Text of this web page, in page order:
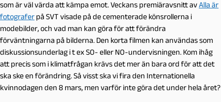
som är väl värda att kämpa emot. Veckans premiäravsnitt avAlla är
fotografer på SVT visade på de cementerade könsrollerna i
modebilder, och vad man kan göra för att förändra
förväntningarna på bilderna. Den korta filmen kan användas som
diskussionsunderlag i t ex SO- eller NO-undervisningen. Kom ihåg
att precis som i klimatfrågan krävs det mer än bara ord för att det
ska ske en förändring. Så visst ska vi fira den Internationella
kvinnodagen den 8 mars, men varför inte göra det under hela året?